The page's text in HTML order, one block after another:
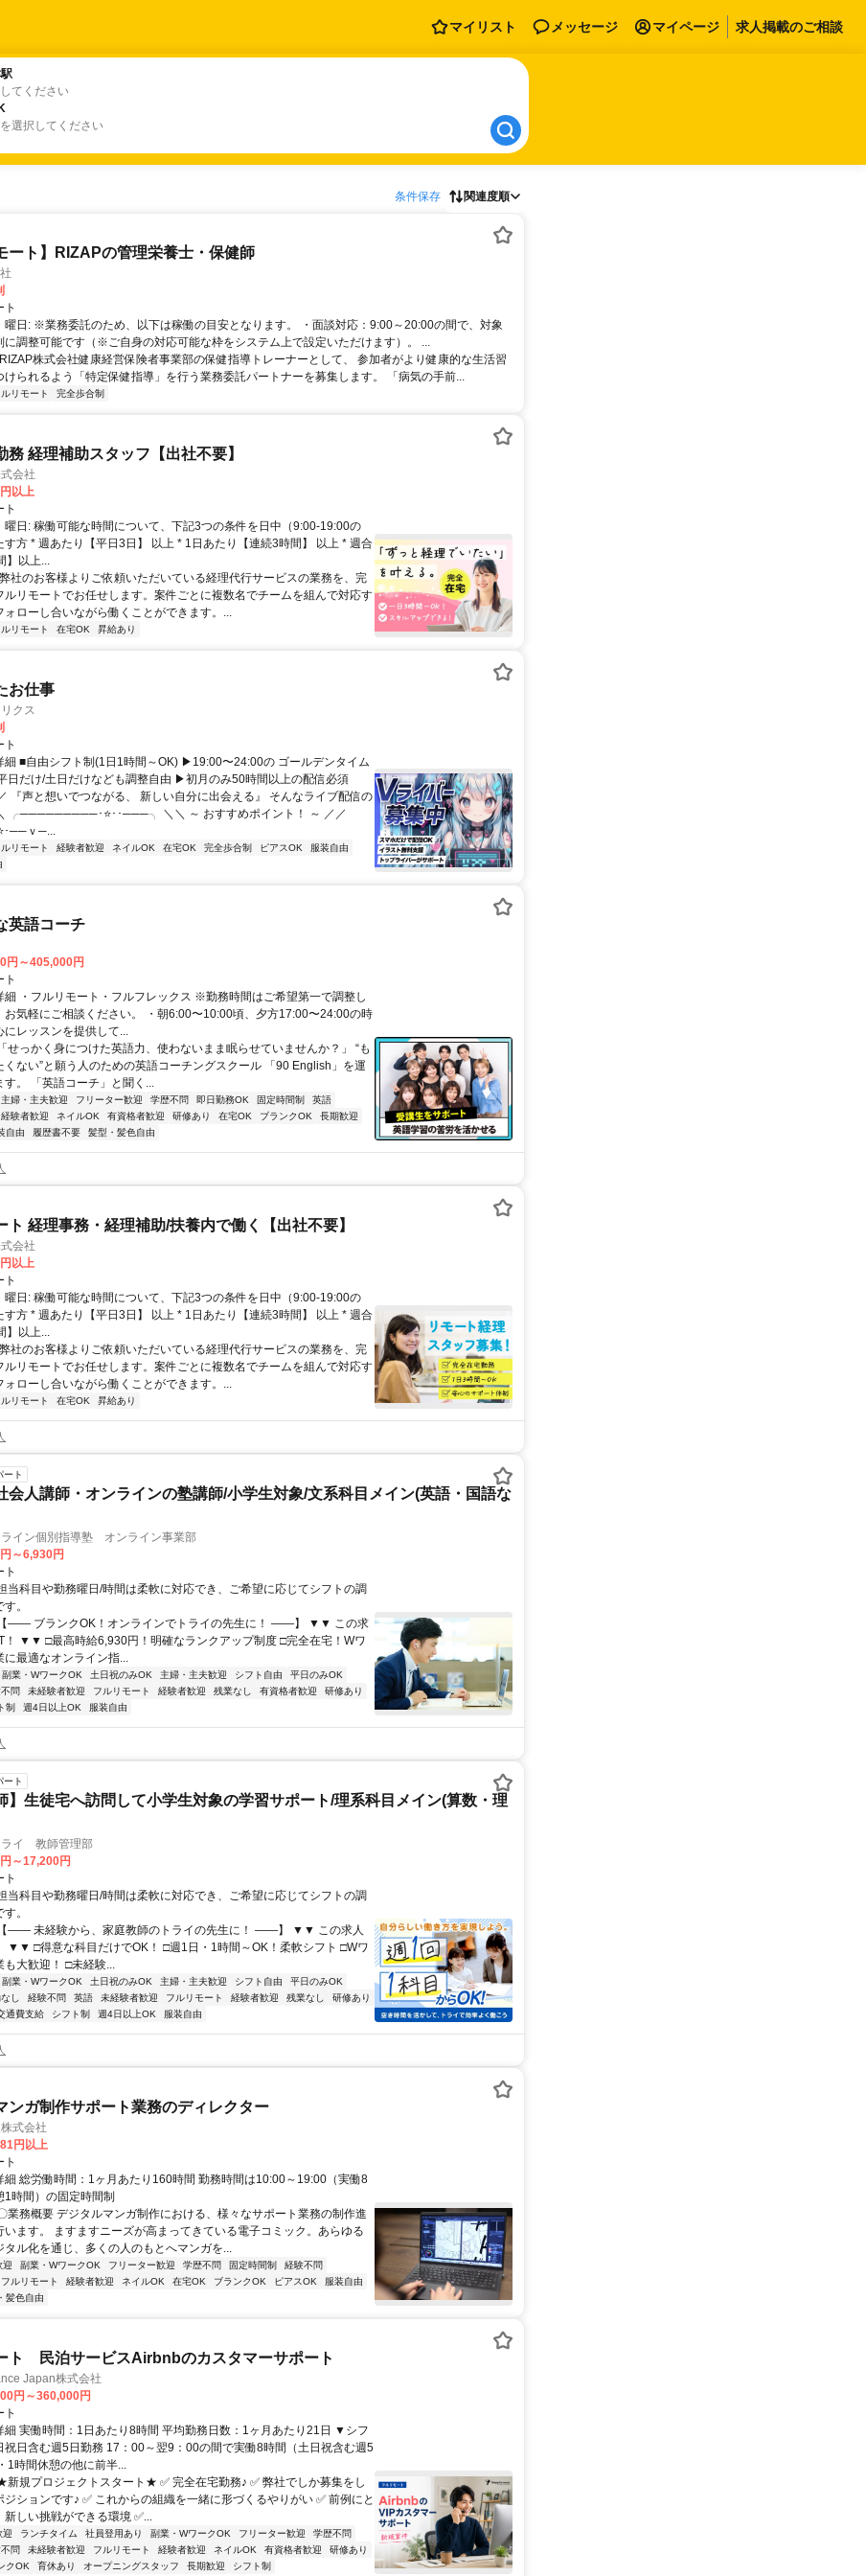
マイリスト メッセージ マイページ 求人掲載のご相談
てください
選択してください
条件保存 関連度順
ート】RIZAPの管理栄養士・保健師
ト
曜日: ※業務委託のため、以下は稼働の目安となります。 ・面談対応：9:00～20:00の間で、対象
に調整可能です（※ご自身の対応可能な枠をシステム上で設定いただけます）。 ...
株式会社健康経営保険者事業部の保健指導トレーナーとして、 参加者がより健康的な生活習
けられるよう「特定保健指導」を行う業務委託パートナーを募集します。 「病気の手前...
ルリモート 完全歩合制
務 経理補助スタッフ【出社不要】
会社
以上
ト
曜日: 稼働可能な時間について、下記3つの条件を日中（9:00-19:00の
す方 * 週あたり【平日3日】 以上 * 1日あたり【連続3時間】 以上 * 週合
】以上...
社のお客様よりご依頼いただいている経理代行サービスの業務を、完
ルリモートでお任せします。案件ごとに複数名でチームを組んで対応す
ォローし合いながら働くことができます。...
ルリモート 在宅OK 昇給あり
お仕事
クス
ト
細 ■自由シフト制(1日1時間～OK) ▶19:00〜24:00の ゴールデンタイム
日だけ/土日だけなども調整自由 ▶初月のみ50時間以上の配信必須
『声と想いでつながる、 新しい自分に出会える』 そんなライブ配信の
╭─────────･⭐･･───╮ ＼＼ ～ おすすめポイント！ ～ ／／
･──ｖ─...
ルリモート 経験者歓迎 ネイルOK 在宅OK 完全歩合制 ピアスOK
服装自由
英語コーチ
円～405,000円
ト
細 ・フルリモート・フルフレックス ※勤務時間はご希望第一で調整し
お気軽にご相談ください。 ・朝6:00〜10:00頃、夕方17:00〜24:00の時
にレッスンを提供して...
せっかく身につけた英語力、使わないまま眠らせていませんか？」 “も
くない”と願う人のための英語コーチングスクール 「90 English」を運
す。 「英語コーチ」と聞く...
主婦・主夫歓迎 フリーター歓迎 学歴不問 即日勤務OK 固定時間制
英語
経験者歓迎 ネイルOK 有資格者歓迎 研修あり 在宅OK ブランクOK
長期歓迎
自由 履歴書不要 髪型・髪色自由
ト 経理事務・経理補助/扶養内で働く【出社不要】
会社
以上
ト
曜日: 稼働可能な時間について、下記3つの条件を日中（9:00-19:00の
す方 * 週あたり【平日3日】 以上 * 1日あたり【連続3時間】 以上 * 週合
】以上...
社のお客様よりご依頼いただいている経理代行サービスの業務を、完
ルリモートでお任せします。案件ごとに複数名でチームを組んで対応す
ォローし合いながら働くことができます。...
ルリモート 在宅OK 昇給あり
ート
会人講師・オンラインの塾講師/小学生対象/文系科目メイン(英語・国語な
ライン個別指導塾 オンライン事業部
～6,930円
ト
当科目や勤務曜日/時間は柔軟に対応でき、ご希望に応じてシフトの調
。
―― ブランクOK！オンラインでトライの先生に！ ――】 ▼▼ この求
！ ▼▼ □最高時給6,930円！明確なランクアップ制度 □完全在宅！Wワ
に最適なオンライン指...
副業・WワークOK 土日祝のみOK 主婦・主夫歓迎 シフト自由
平日のみOK
問 未経験者歓迎 フルリモート 経験者歓迎 残業なし 有資格者歓迎
研修あり
制 週4日以上OK 服装自由
ート
】生徒宅へ訪問して小学生対象の学習サポート/理系科目メイン(算数・理
ライ 教師管理部
～17,200円
ト
当科目や勤務曜日/時間は柔軟に対応でき、ご希望に応じてシフトの調
。
―― 未経験から、家庭教師のトライの先生に！ ――】 ▼▼ この求人
▼▼ □得意な科目だけでOK！ □週1日・1時間～OK！柔軟シフト □Wワ
も大歓迎！ □未経験...
副業・WワークOK 土日祝のみOK 主婦・主夫歓迎 シフト自由
平日のみOK
し 経験不問 英語 未経験者歓迎 フルリモート 経験者歓迎 残業なし
研修あり
通費支給 シフト制 週4日以上OK 服装自由
ンガ制作サポート業務のディレクター
式会社
円以上
ト
細 総労働時間：1ヶ月あたり160時間 勤務時間は10:00～19:00（実働8
1時間）の固定時間制
業務概要 デジタルマンガ制作における、様々なサポート業務の制作進
います。 ますますニーズが高まってきている電子コミック。あらゆる
タル化を通じ、多くの人のもとへマンガを...
迎 副業・WワークOK フリーター歓迎 学歴不問 固定時間制
経験不問
フルリモート 経験者歓迎 ネイルOK 在宅OK ブランクOK ピアスOK
服装自由
髪色自由
ト 民泊サービスAirbnbのカスタマーサポート
Japan株式会社
円～360,000円
ト
細 実働時間：1日あたり8時間 平均勤務日数：1ヶ月あたり21日 ▼シフ
祝日含む週5日勤務 17：00～翌9：00の間で実働8時間（土日祝含む週5
1時間休憩の他に前半...
新規プロジェクトスタート★ ✅ 完全在宅勤務♪ ✅ 弊社でしか募集をし
ジションです♪ ✅ これからの組織を一緒に形づくるやりがい ✅ 前例にと
新しい挑戦ができる環境 ✅...
迎 ランチタイム 社員登用あり 副業・WワークOK フリーター歓迎
学歴不問
問 未経験者歓迎 フルリモート 経験者歓迎 ネイルOK 有資格者歓迎
研修あり
クOK 育休あり オープニングスタッフ 長期歓迎 シフト制